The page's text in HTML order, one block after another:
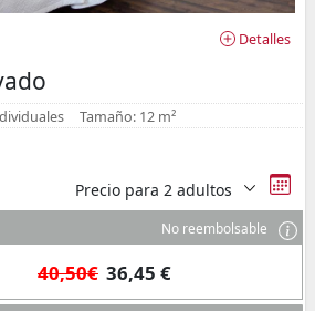
Detalles
Tamaño: 12 m²
Precio para 2 adultos
No reembolsable
40,50€ 36,45 €